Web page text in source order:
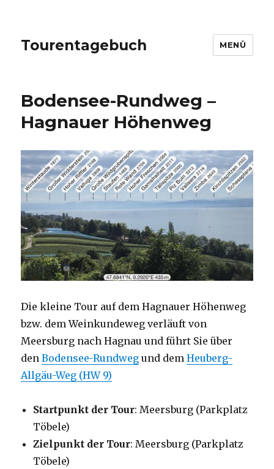
Tourentagebuch MENÜ
Bodensee-Rundweg –
Hagnauer Höhenweg
Die kleine Tour auf dem Hagnauer Höhenweg
bzw. dem Weinkundeweg verläuft von
Meersburg nach Hagnau und führt Sie über
denBodensee-Rundweg und demHeuberg-
Allgäu-Weg (HW 9)
Startpunkt der Tour: Meersburg (Parkplatz
Töbele)
Zielpunkt der Tour: Meersburg (Parkplatz
Töbele)